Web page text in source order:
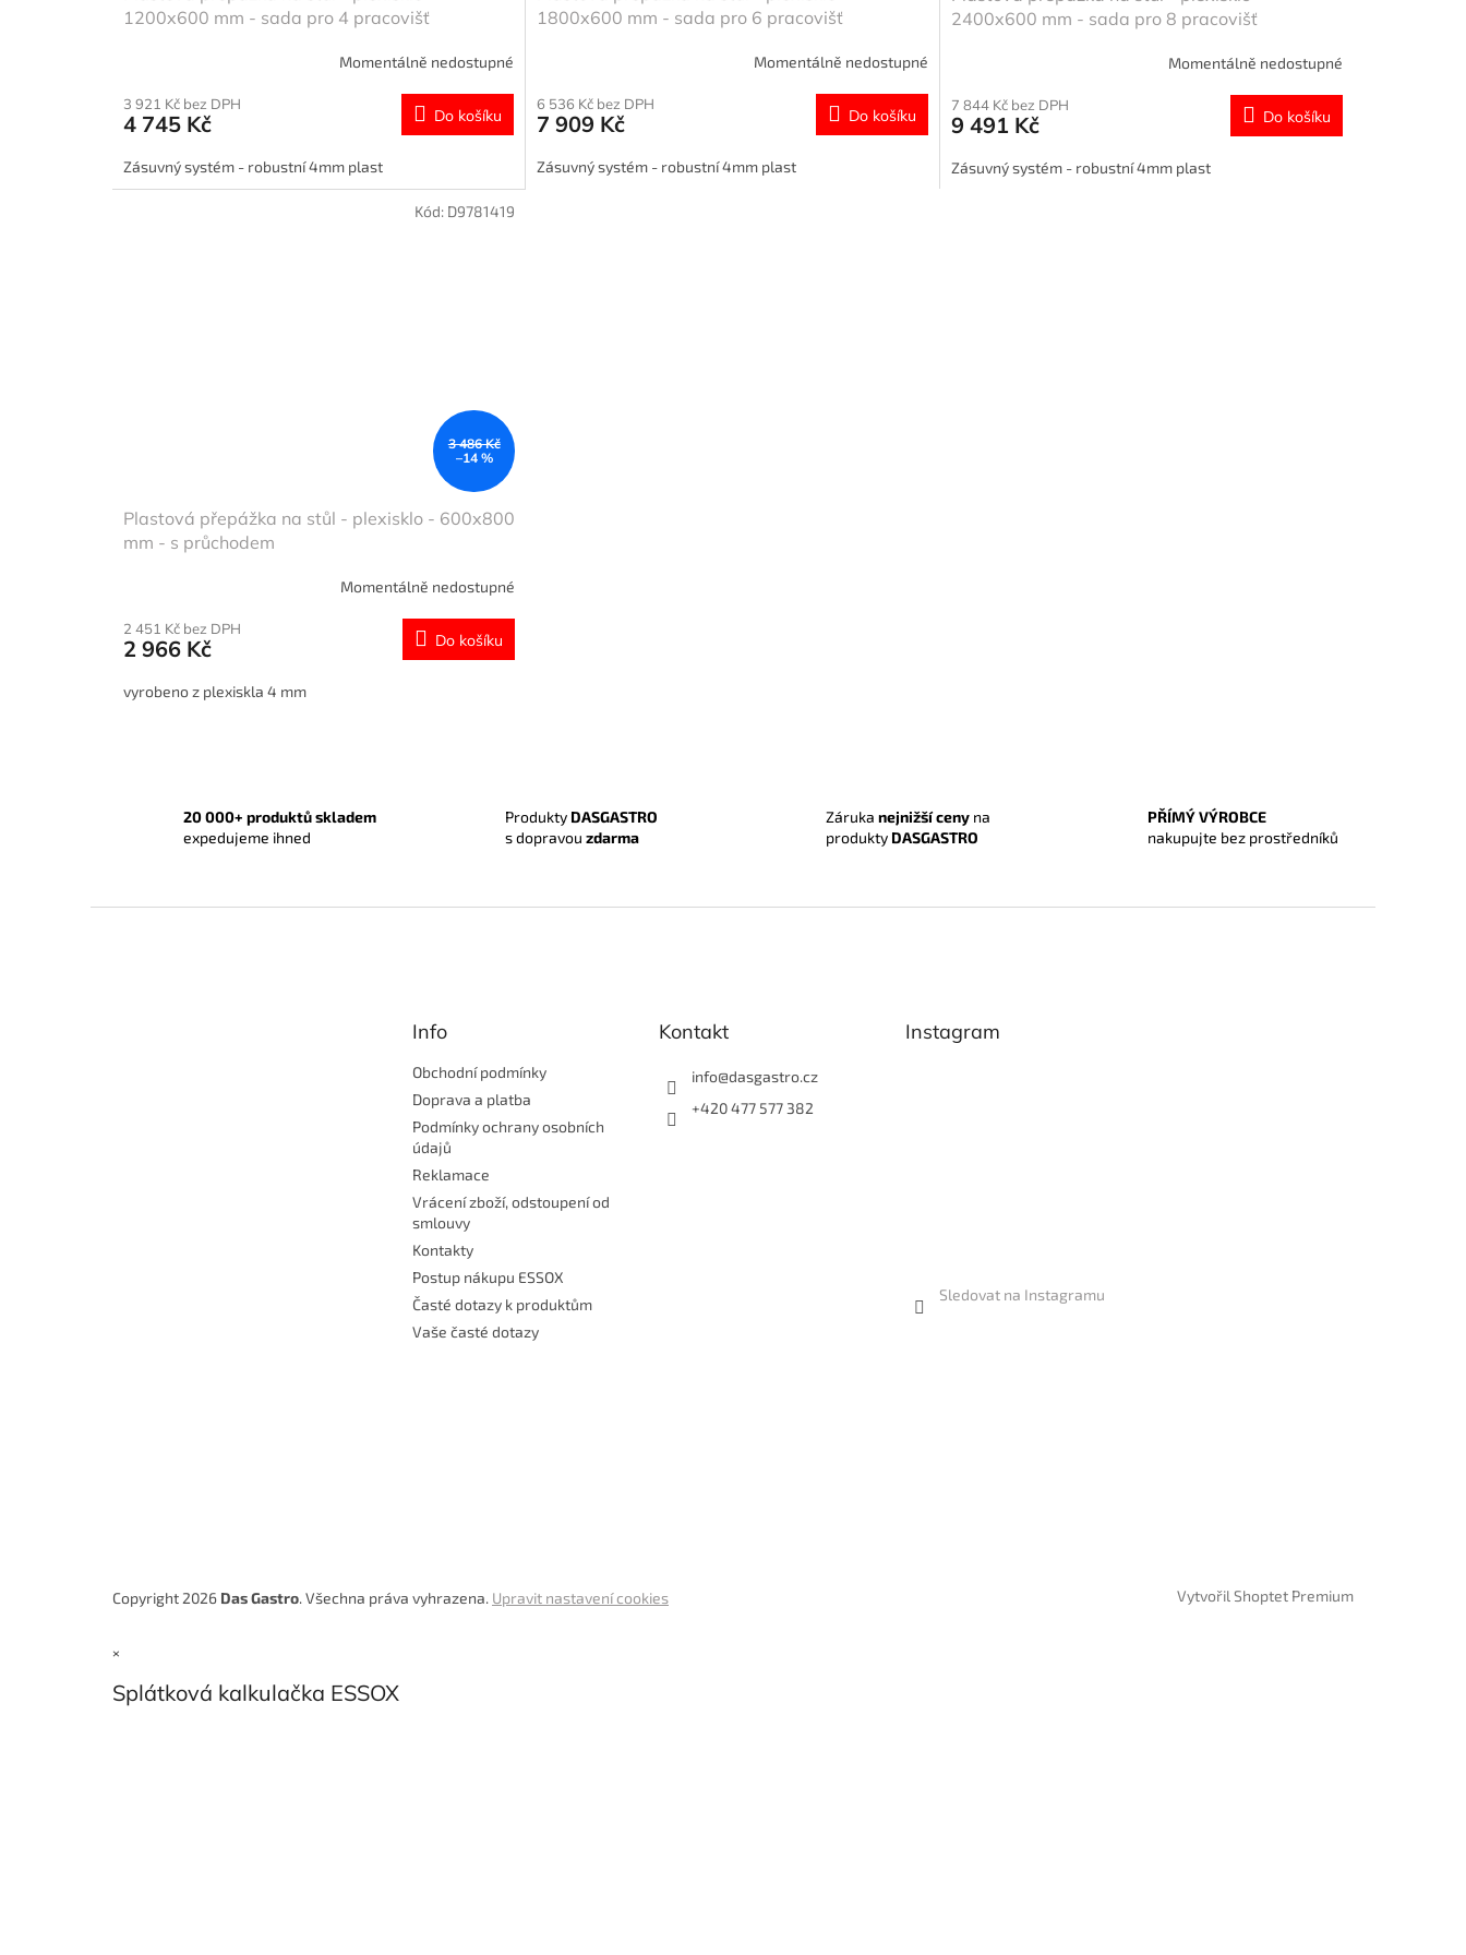
1200x600 mm - sada pro 4 pracovišť
Momentálně nedostupné
3 921 Kč bez DPH
4 745 Kč Do košíku
Zásuvný systém - robustní 4mm plast
1800x600 mm - sada pro 6 pracovišť
Momentálně nedostupné
6 536 Kč bez DPH
7 909 Kč Do košíku
Zásuvný systém - robustní 4mm plast
2400x600 mm - sada pro 8 pracovišť
Momentálně nedostupné
7 844 Kč bez DPH
9 491 Kč Do košíku
Zásuvný systém - robustní 4mm plast
3 486 Kč
–14 %
Plastová přepážka na stůl - plexisklo - 600x800
mm - s průchodem
Momentálně nedostupné
2 451 Kč bez DPH
2 966 Kč Do košíku
vyrobeno z plexiskla 4 mm
Kód: D9781419
p
i
u
20 000+ produktů skladem
expedujeme ihned
Produkty DASGASTRO
s dopravou zdarma
Záruka nejnižší ceny na
produkty DASGASTRO
PŘÍMÝ VÝROBCE
nakupujte bez prostředníků
Info
Obchodní podmínky
Doprava a platba
Podmínky ochrany osobních
údajů
Reklamace
Vrácení zboží, odstoupení od
smlouvy
Kontakty
Postup nákupu ESSOX
Časté dotazy k produktům
Vaše časté dotazy
Kontakt
info@dasgastro.cz
+420 477 577 382
Instagram
Sledovat na Instagramu
Vytvořil Shoptet Premium
Copyright 2026 Das Gastro. Všechna práva vyhrazena. Upravit nastavení cookies
×
Splátková kalkulačka ESSOX